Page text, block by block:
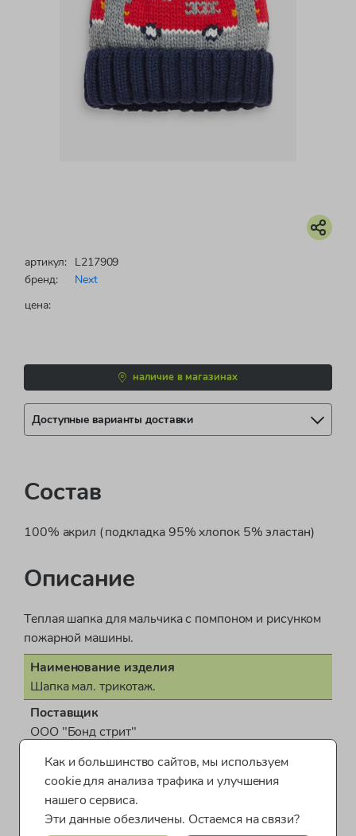
артикул: L217909
бренд:
Next
цена:
наличие в магазинах
Доступные варианты доставки
Состав
100% акрил (подкладка 95% хлопок 5% эластан)
Описание
Теплая шапка для мальчика с помпоном и рисунком
пожарной машины.
Наименование изделия
Шапка мал. трикотаж.
Поставщик
ООО "Бонд стрит"
Пол
для мальчика
Страна производства
КНР (Китайская Народная Республика)
Показать все характеристики
Как и большинство сайтов, мы используем
cookie для анализа трафика и улучшения
нашего сервиса.
Эти данные обезличены. Остаемся на связи?